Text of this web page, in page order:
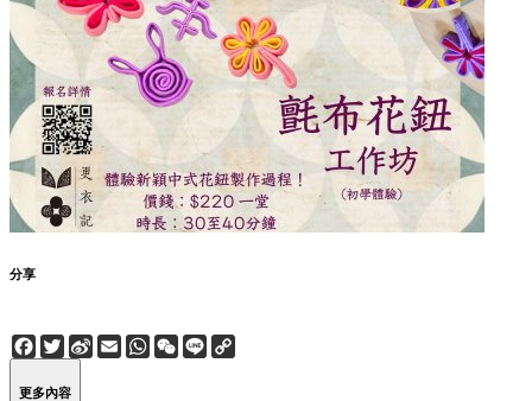
分享
Facebook
Twitter
Sina
Weibo
EmailWhatsApp
WeChat
Line
更多內容